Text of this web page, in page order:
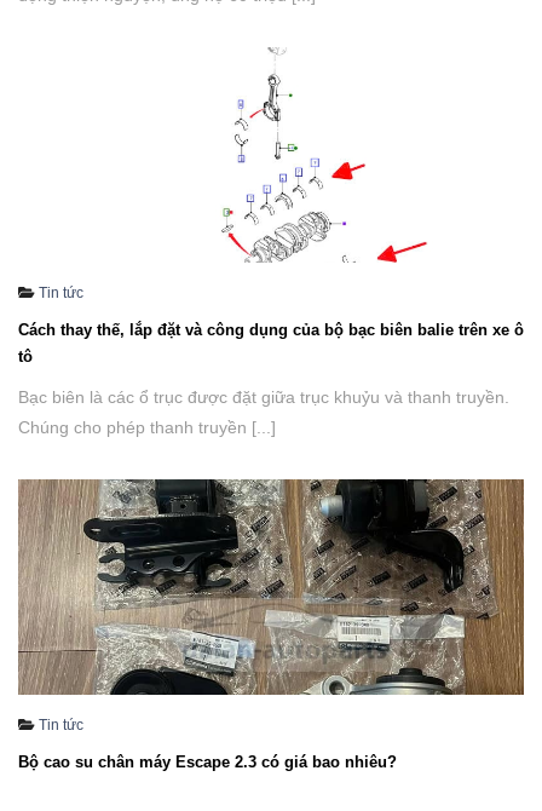
Tin tức
Cách thay thế, lắp đặt và công dụng của bộ bạc biên balie trên xe ô
tô
Bạc biên là các ổ trục được đặt giữa trục khuỷu và thanh truyền.
Chúng cho phép thanh truyền [...]
Tin tức
Bộ cao su chân máy Escape 2.3 có giá bao nhiêu?